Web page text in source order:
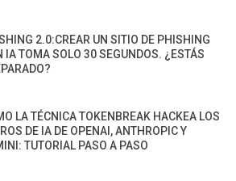
2.0:CREAR UN SITIO DE PHISHING
IA TOMA SOLO 30 SEGUNDOS. ¿ESTÁS
LA TÉCNICA TOKENBREAK HACKEA LOS
DE IA DE OPENAI, ANTHROPIC Y
TUTORIAL PASO A PASO